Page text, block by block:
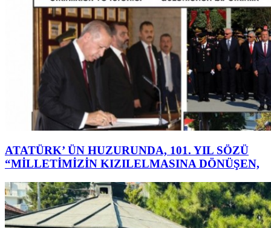
ATATÜRK’ ÜN HUZURUNDA, 101. YIL SÖZÜ
“MİLLETİMİZİN KIZILELMASINA DÖNÜŞEN,